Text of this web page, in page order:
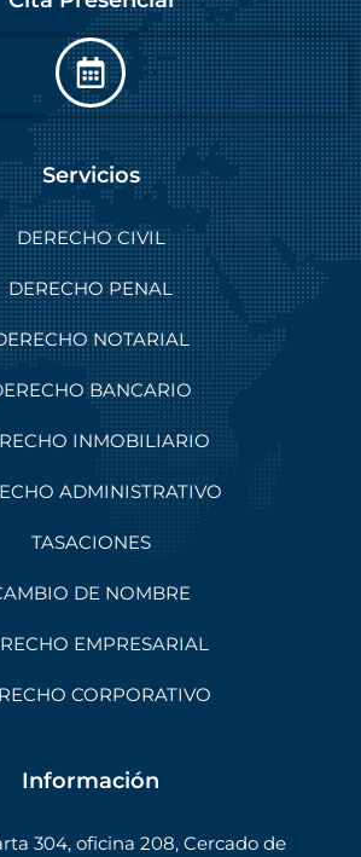
Servicios
DERECHO CIVIL
DERECHO PENAL
NOTARIAL
BANCARIO
INMOBILIARIO
ADMINISTRATIVO
TASACIONES
DE NOMBRE
EMPRESARIAL
CORPORATIVO
Información
304, oficina 208, Cercado de